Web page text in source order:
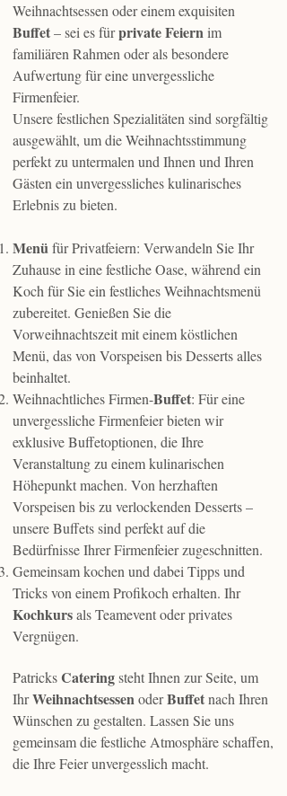
Weihnachtsessen oder einem exquisiten
Buffet– sei es fürprivate Feiernim
familiären Rahmen oder als besondere
Aufwertung für eine unvergessliche
Firmenfeier.
Unsere festlichen Spezialitäten sind sorgfältig
ausgewählt, um die Weihnachtsstimmung
perfekt zu untermalen und Ihnen und Ihren
Gästen ein unvergessliches kulinarisches
Erlebnis zu bieten.
Menüfür Privatfeiern: Verwandeln Sie Ihr
Zuhause in eine festliche Oase, während ein
Koch für Sie ein festliches Weihnachtsmenü
zubereitet. Genießen Sie die
Vorweihnachtszeit mit einem köstlichen
Menü, das von Vorspeisen bis Desserts alles
beinhaltet.
Weihnachtliches Firmen-Buffet: Für eine
unvergessliche Firmenfeier bieten wir
exklusive Buffetoptionen, die Ihre
Veranstaltung zu einem kulinarischen
Höhepunkt machen. Von herzhaften
Vorspeisen bis zu verlockenden Desserts –
unsere Buffets sind perfekt auf die
Bedürfnisse Ihrer Firmenfeier zugeschnitten.
Gemeinsam kochen und dabei Tipps und
Tricks von einem Profikoch erhalten. Ihr
Kochkursals Teamevent oder privates
Vergnügen.
PatricksCateringsteht Ihnen zur Seite, um
IhrWeihnachtsessenoderBuffetnach Ihren
Wünschen zu gestalten. Lassen Sie uns
gemeinsam die festliche Atmosphäre schaffen,
die Ihre Feier unvergesslich macht.